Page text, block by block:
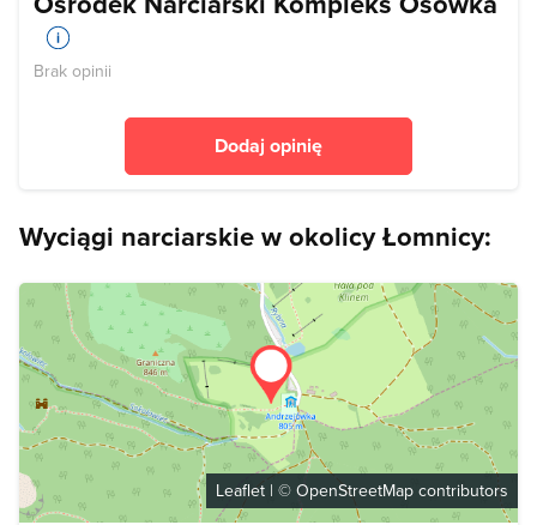
Brak opinii
Dodaj opinię
Wyciągi narciarskie w okolicy Łomnicy:
Leaflet | © OpenStreetMap contributors